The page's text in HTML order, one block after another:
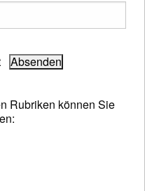
Rubriken können Sie